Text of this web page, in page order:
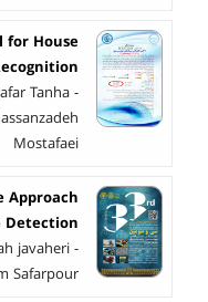
for House
Tanha -
Mostafaei
Approach
Detection
javaheri -
Safarpour